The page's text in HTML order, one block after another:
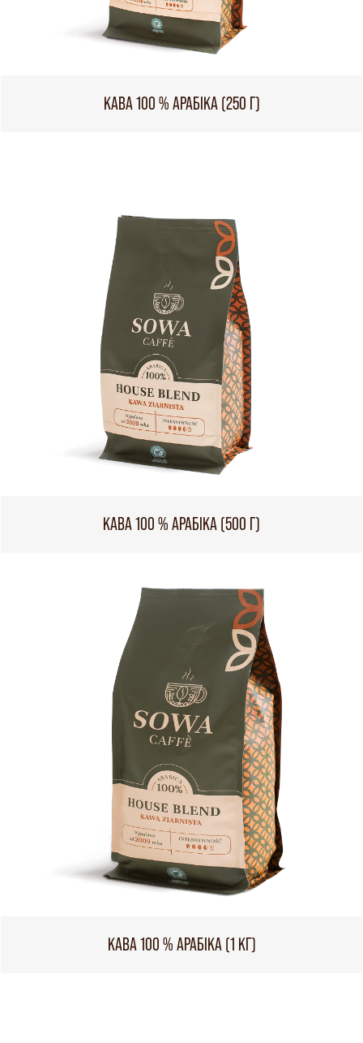
КАВА 100 % АРАБІКА (250 Г)
КАВА 100 % АРАБІКА (500 Г)
КАВА 100 % АРАБІКА (1 КГ)